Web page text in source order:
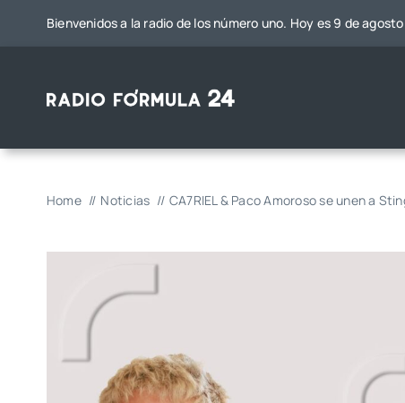
Bienvenidos a la radio de los número uno. Hoy es 9 de
Home Noticias CA7RIEL & Paco Amoroso se unen a